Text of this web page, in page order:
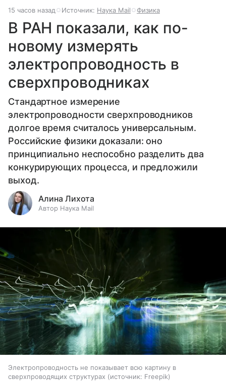
15 часов назад Источник: Наука Mail Физика
В РАН показали, как по-
новому измерять
электропроводность в
сверхпроводниках
Стандартное измерение
электропроводности сверхпроводников
долгое время считалось универсальным.
Российские физики доказали: оно
принципиально неспособно разделить два
конкурирующих процесса, и предложили
выход.
Алина Лихота
Автор Наука Mail
Электропроводность не показывает всю картину в
сверхпроводящих структурах
источник: Freepik